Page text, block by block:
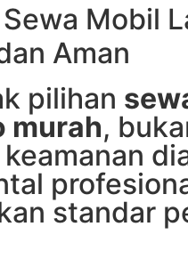
Mobil
Aman
pilihan
murah,
standar